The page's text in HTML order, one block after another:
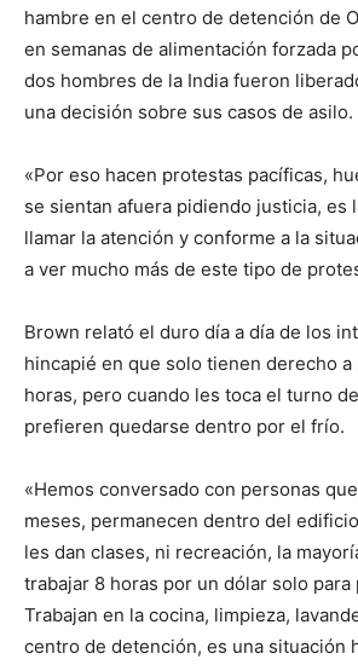
hambre en el centro de detención de
en semanas de alimentación forzada
dos hombres de la India fueron
una decisión sobre sus casos de asilo.
«Por eso hacen protestas pacíficas,
se sientan afuera pidiendo justicia, es
llamar la atención y conforme a la
a ver mucho más de este tipo de
Brown relató el duro día a día de los
hincapié en que solo tienen derecho a
horas, pero cuando les toca el turno
prefieren quedarse dentro por el frío.
«Hemos conversado con personas
meses, permanecen dentro del
les dan clases, ni recreación, la
trabajar 8 horas por un dólar solo para
Trabajan en la cocina, limpieza,
centro de detención, es una situación